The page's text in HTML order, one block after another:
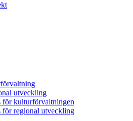
utveckling
för kulturförvaltningen
för regional utveckling